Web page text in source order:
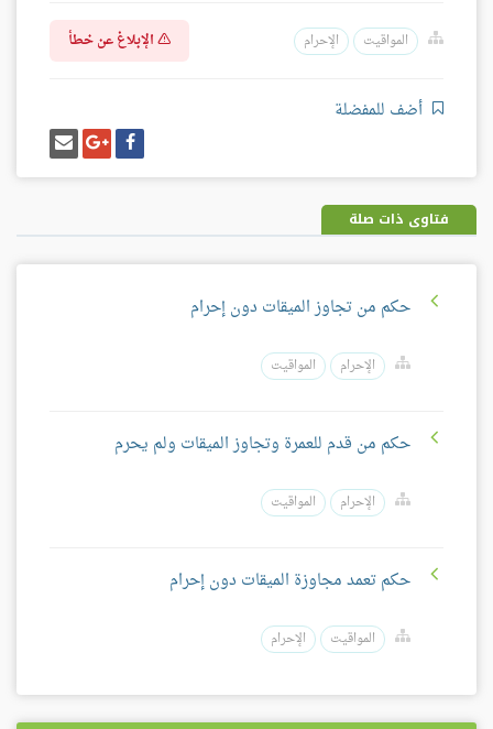
المواقيت الإحرام الإبلاغ عن خطأ
أضف للمفضلة
شارك
على
فيسبوك
شارك
على
غوغل
بلس
إرسل
إيميل
فتاوى ذات صلة
حكم من تجاوز الميقات دون إحرام
الإحرام المواقيت
حكم من قدم للعمرة وتجاوز الميقات ولم يحرم
الإحرام المواقيت
حكم تعمد مجاوزة الميقات دون إحرام
المواقيت الإحرام